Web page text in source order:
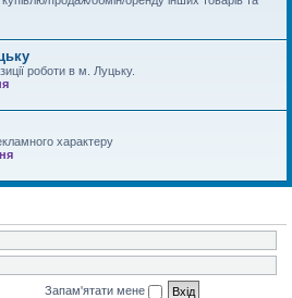
роботи в м. Луцьку.
характеру
Запам'ятати мене